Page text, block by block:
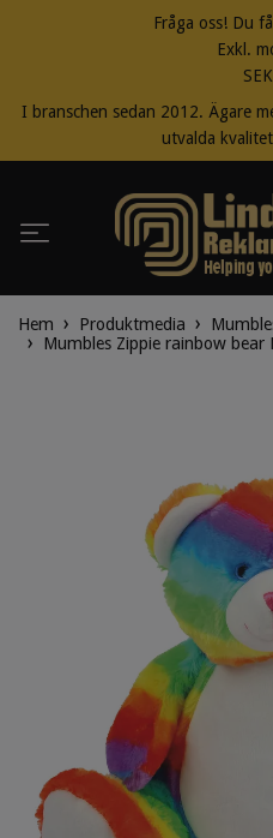
Fråga oss! Du
Exkl.
SEK
I branschen sedan 2012. Ägare
utvalda
Hem Produktmedia
Mumbles Zippie rainbow bear